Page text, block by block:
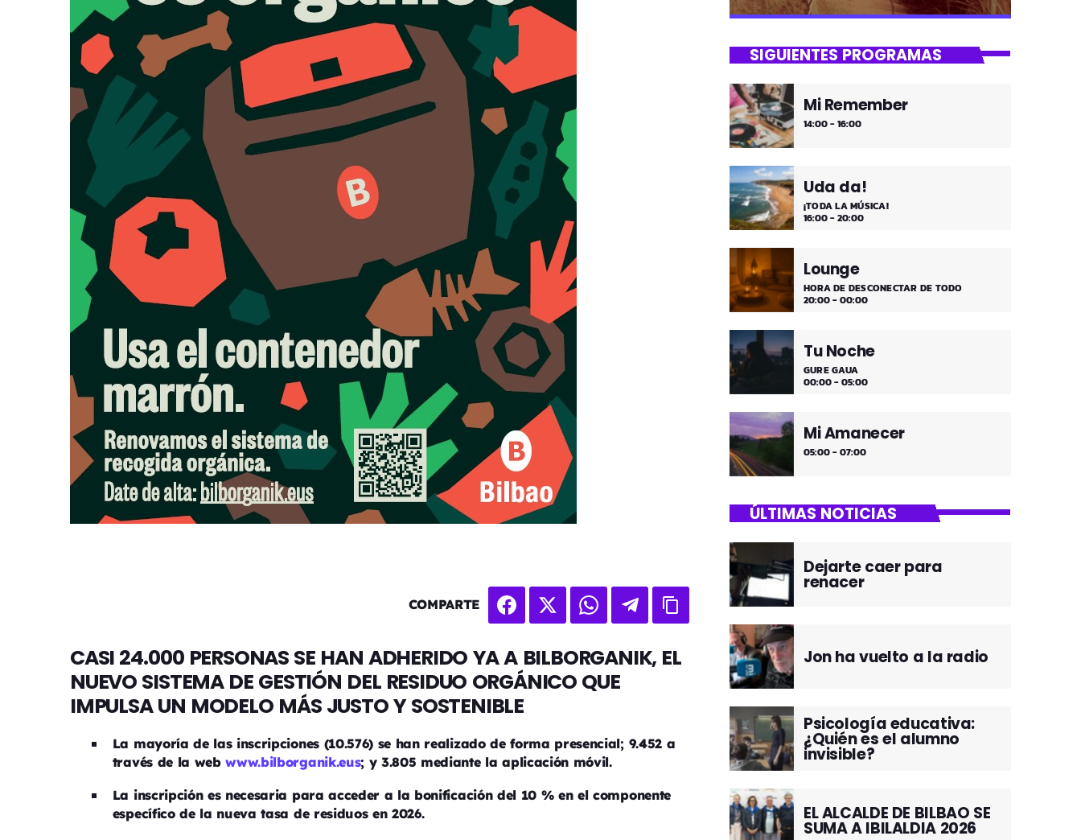
COMPARTE
CASI 24.000 PERSONAS SE HAN ADHERIDO YA A BILBORGANIK, EL
NUEVO SISTEMA DE GESTIÓN DEL RESIDUO ORGÁNICO QUE
IMPULSA UN MODELO MÁS JUSTO Y SOSTENIBLE
La mayoría de las inscripciones (10.576) se han realizado de forma presencial; 9.452 a
través de la webwww.bilborganik.eus; y 3.805 mediante la aplicación móvil.
La inscripción es necesaria para acceder a la bonificación del 10 % en el componente
específico de la nueva tasa de residuos en 2026.
Asteburua!
¡Música y más música los fines de
semana!
SIGUIENTES PROGRAMAS
Mi Remember
14:00 - 16:00
Uda da!
¡TODA LA MÚSICA!
16:00 - 20:00
Lounge
HORA DE DESCONECTAR DE TODO
20:00 - 00:00
Tu Noche
GURE GAUA
00:00 - 05:00
Mi Amanecer
05:00 - 07:00
ÚLTIMAS NOTICIAS
Dejarte caer para
renacer
Jon ha vuelto a la radio
Psicología educativa:
¿Quién es el alumno
invisible?
EL ALCALDE DE BILBAO SE
SUMA A IBILALDIA 2026